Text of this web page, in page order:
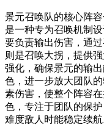
景元召唤队的核心阵
是一种专为召唤机制
要负责输出伤害，通
则是召唤大拐，提供
强化，确保景元的输
色，进一步放大团队
素伤害，使整个阵容
色，专注于团队的保
难度敌人时能稳定续航